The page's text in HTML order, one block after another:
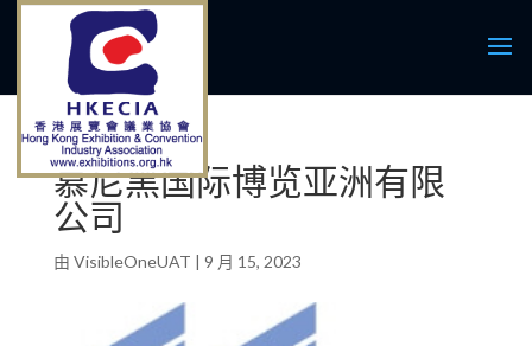
慕尼黑国际博览亚洲有限
公司
由 VisibleOneUAT | 9 月 15, 2023